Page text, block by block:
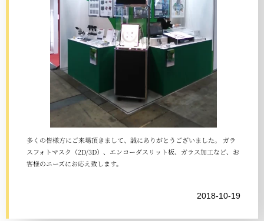
多くの皆様方にご来場頂きまして、誠にありがとうございました。 ガラ
スフォトマスク（2D/3D）、エンコーダスリット板、ガラス加工など、お
客様のニーズにお応え致します。
2018-10-19